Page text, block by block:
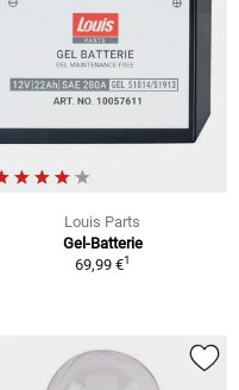
Louis Parts
Gel-Batterie
69,99 €1